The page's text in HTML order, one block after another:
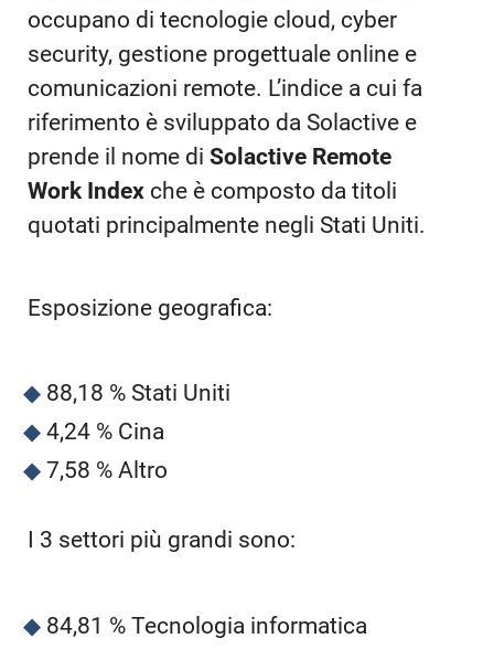
occupano di tecnologie cloud, cyber
security, gestione progettuale online e
comunicazioni remote. L’indice a cui fa
riferimento è sviluppato da Solactive e
prende il nome di Solactive Remote
Work Index che è composto da titoli
quotati principalmente negli Stati Uniti.
Esposizione geografica:
88,18 % Stati Uniti
4,24 % Cina
7,58 % Altro
I 3 settori più grandi sono:
84,81 % Tecnologia informatica